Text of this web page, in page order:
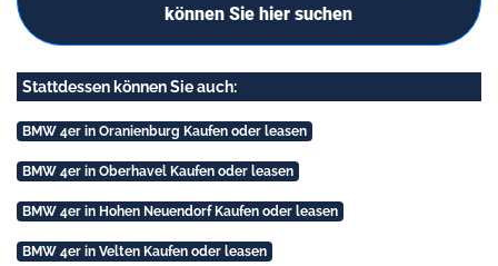
können Sie hier suchen
Stattdessen können Sie auch:
BMW 4er in Oranienburg Kaufen oder leasen
BMW 4er in Oberhavel Kaufen oder leasen
BMW 4er in Hohen Neuendorf Kaufen oder leasen
BMW 4er in Velten Kaufen oder leasen